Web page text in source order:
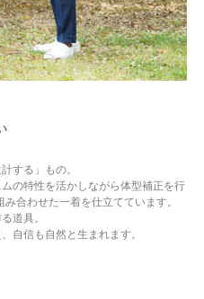
する」もの。
の特性を活かしながら体型補正を行
み合わせた一着を仕立てています。
道具。
自信も自然と生まれます。